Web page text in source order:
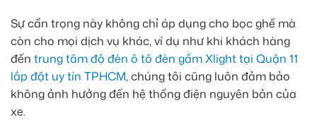
Sự cẩn trọng này không chỉ áp dụng cho bọc ghế mà
còn cho mọi dịch vụ khác, ví dụ như khi khách hàng
đến trung tâm độ đèn ô tô đèn gầm Xlight tại Quận 11
lắp đặt uy tín TPHCM, chúng tôi cũng luôn đảm bảo
không ảnh hưởng đến hệ thống điện nguyên bản của
xe.